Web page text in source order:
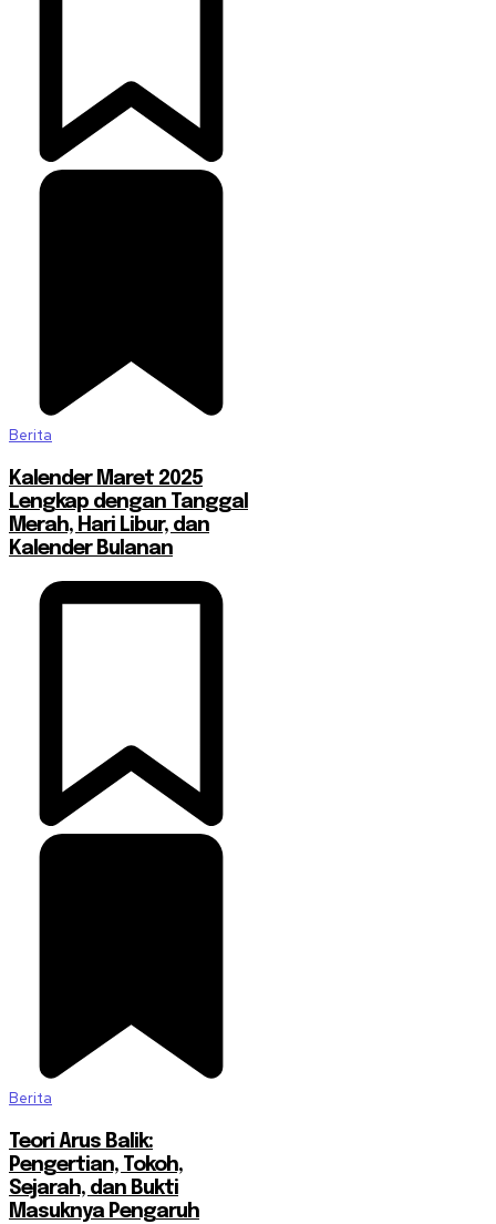
Berita
Kalender Maret 2025
Lengkap dengan Tanggal
Merah, Hari Libur, dan
Kalender Bulanan
Berita
Teori Arus Balik:
Pengertian, Tokoh,
Sejarah, dan Bukti
Masuknya Pengaruh